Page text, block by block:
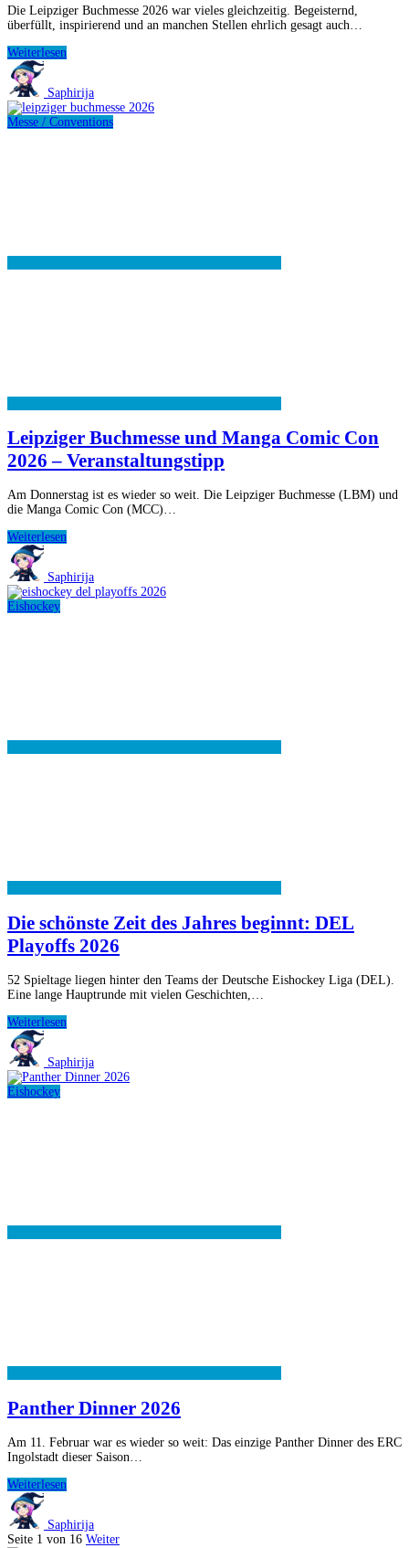
Die Leipziger Buchmesse 2026 war vieles gleichzeitig. Begeisternd,
überfüllt, inspirierend und an manchen Stellen ehrlich gesagt auch…
Weiterlesen
–
Zwischen
Bücherliebe
Saphirija
Messe / Conventions
Leipziger Buchmesse und Manga Comic Con
2026 – Veranstaltungstipp
Am Donnerstag ist es wieder so weit. Die Leipziger Buchmesse (LBM) und
die Manga Comic Con (MCC)…
Weiterlesen
Manga
Comic
Saphirija
Eishockey
Die schönste Zeit des Jahres beginnt: DEL
Playoffs 2026
52 Spieltage liegen hinter den Teams der Deutsche Eishockey Liga (DEL).
Eine lange Hauptrunde mit vielen Geschichten,…
Weiterlesen
des
Jahres
Saphirija
Eishockey
Panther Dinner 2026
Am 11. Februar war es wieder so weit: Das einzige Panther Dinner des ERC
Ingolstadt dieser Saison…
Weiterlesen
Saphirija
Seite 1 von 16 Weiter